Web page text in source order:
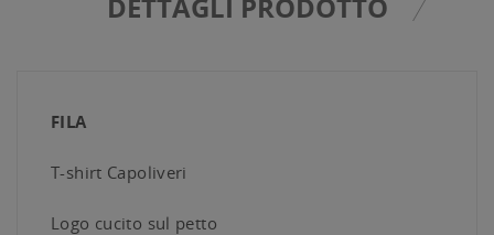
FILA
T-shirt Capoliveri
Logo cucito sul petto